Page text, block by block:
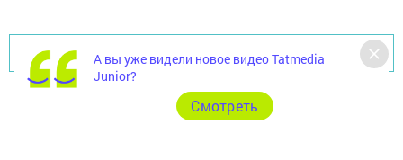
Перейти на страницу новости
А вы уже видели новое видео Tatmedia
Junior?
Cмотреть